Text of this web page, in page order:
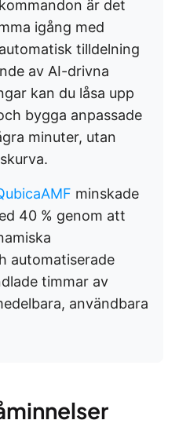
är det
igång med
tilldelning
av AI-drivna
kan du låsa upp
bygga anpassade
minuter, utan
minskade
40 % genom att
automatiserade
timmar av
användbara